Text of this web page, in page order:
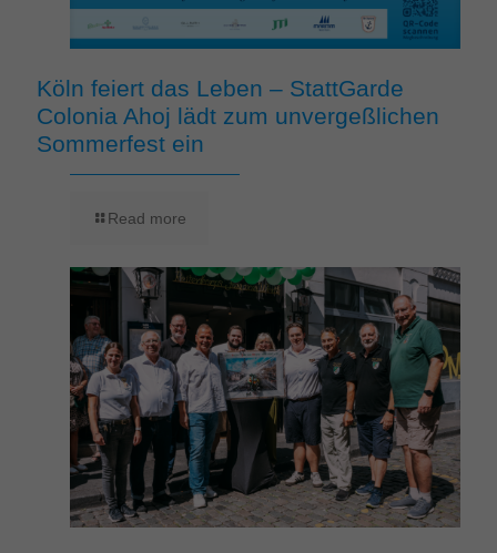
Köln feiert das Leben – StattGarde
Colonia Ahoj lädt zum unvergeßlichen
Sommerfest ein
Read more